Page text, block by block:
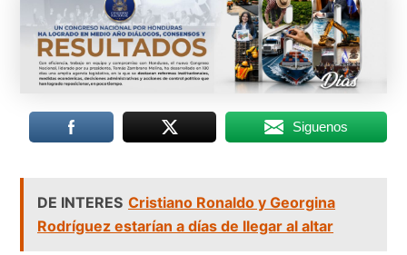
Siguenos
DE INTERES Cristiano Ronaldo y Georgina
Rodríguez estarían a días de llegar al altar